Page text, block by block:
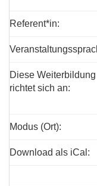
Referent*in:
Diese Weiterbildung
richtet sich an:
Modus (Ort):
Download als iCal: